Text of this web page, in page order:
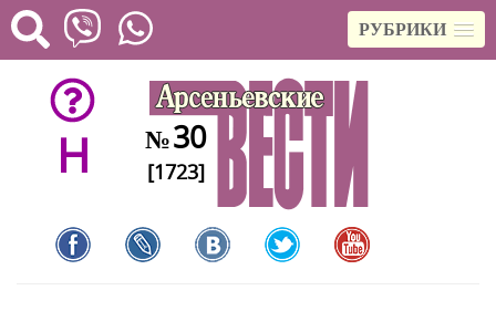
РУБРИКИ
H №30
[1723]